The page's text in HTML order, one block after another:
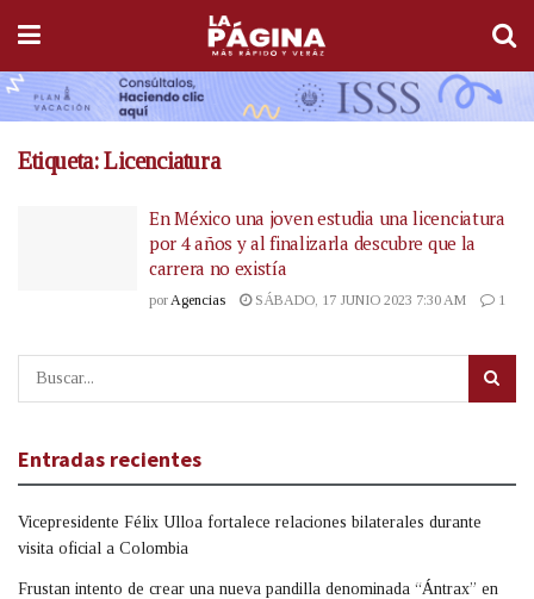
Etiqueta:Licenciatura
En México una joven estudia una licenciatura
por 4 años y al finalizarla descubre que la
carrera no existía
por Agencias SÁBADO, 17 JUNIO 2023 7:30 AM 1
Entradas recientes
Vicepresidente Félix Ulloa fortalece relaciones bilaterales durante
visita oficial a Colombia
Frustan intento de crear una nueva pandilla denominada “Ántrax” en